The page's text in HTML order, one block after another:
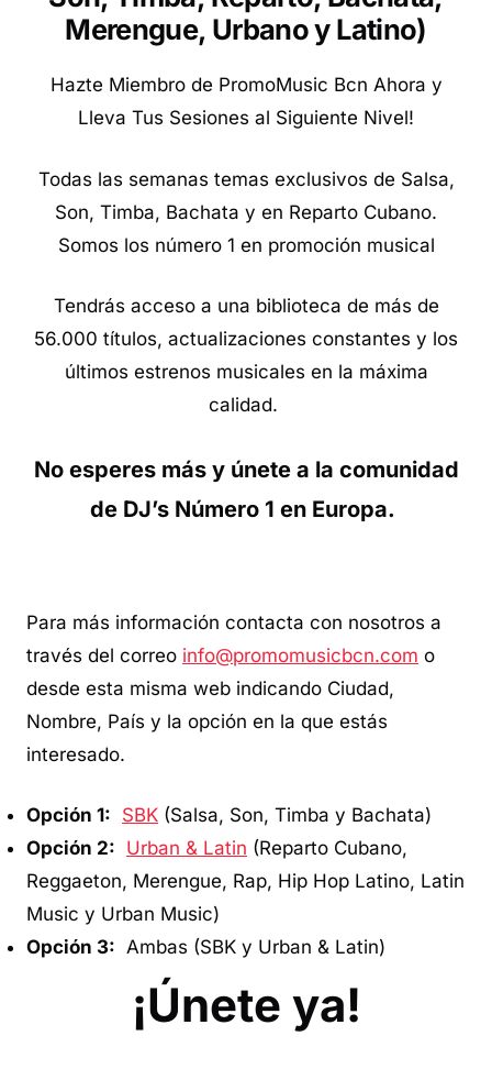
Merengue, Urbano y Latino)
Hazte Miembro de PromoMusic Bcn Ahora y
Lleva Tus Sesiones al Siguiente Nivel!
Todas las semanas temas exclusivos de Salsa,
Son, Timba, Bachata y en Reparto Cubano.
Somos los número 1 en promoción musical
Tendrás acceso a una biblioteca de más de
56.000 títulos, actualizaciones constantes y los
últimos estrenos musicales en la máxima
calidad.
No esperes más y únete a la comunidad
de DJ’s Número 1 en Europa.
Para más información contacta con nosotros a
través del correo info@promomusicbcn.com o
desde esta misma web indicando Ciudad,
Nombre, País y la opción en la que estás
interesado.
Opción 1: SBK (Salsa, Son, Timba y Bachata)
Opción 2: Urban & Latin (Reparto Cubano,
Reggaeton, Merengue, Rap, Hip Hop Latino, Latin
Music y Urban Music)
Opción 3: Ambas (SBK y Urban & Latin)
¡Únete ya!